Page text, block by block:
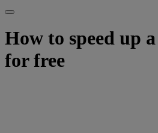
How to speed up
for free